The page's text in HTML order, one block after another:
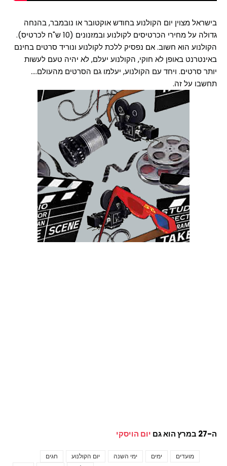
בישראל מצוין יום הקולנוע בחודש אוקטובר או נובמבר, בהנחה
גדולה על מחירי הכרטיסים לקולנוע ובמזנונים (10 ש"ח לכרטיס).
הקולנוע הוא חשוב. אם נפסיק ללכת לקולנוע ונוריד סרטים בחינם
באינטרנט באופן לא חוקי, הקולנוע יעלם, לא יהיה טעם לעשות
יותר סרטים. ויחד עם הקולנוע, יעלמו גם הסרטים מהעולם....
תחשבו על זה.
ה-27 במרץ הוא גם יום הויסקי
חגים יום הקולנוע ימי השנה ימים
מועדים